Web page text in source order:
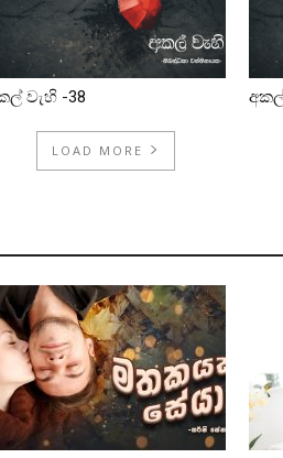
වැහි -38
LOAD MORE